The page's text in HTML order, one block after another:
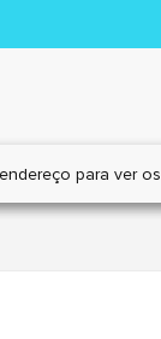
para ver os